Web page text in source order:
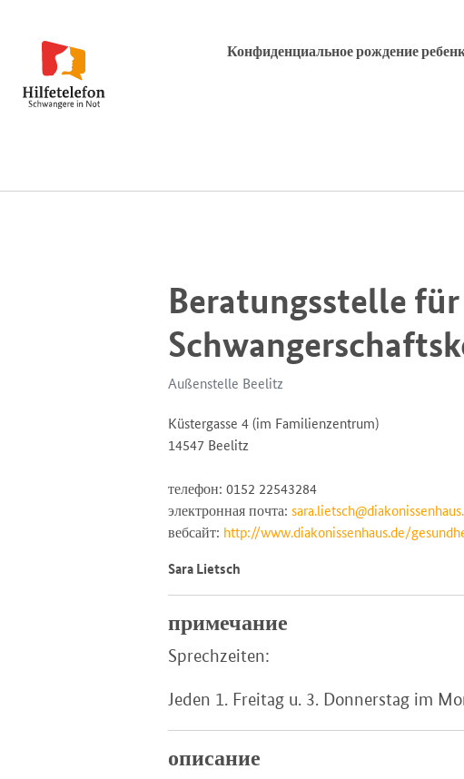
Конфиденциальное рождение
Beratungsstelle
Außenstelle Beelitz
Küstergasse 4 (im Familienzentrum)
14547 Beelitz
телефон: 0152 22543284
электронная почта:
вебсайт: http://www.diakonissenhaus.de/
Sara Lietsch
примечание
Sprechzeiten:
Jeden 1. Freitag u. 3. Donnerstag im
описание